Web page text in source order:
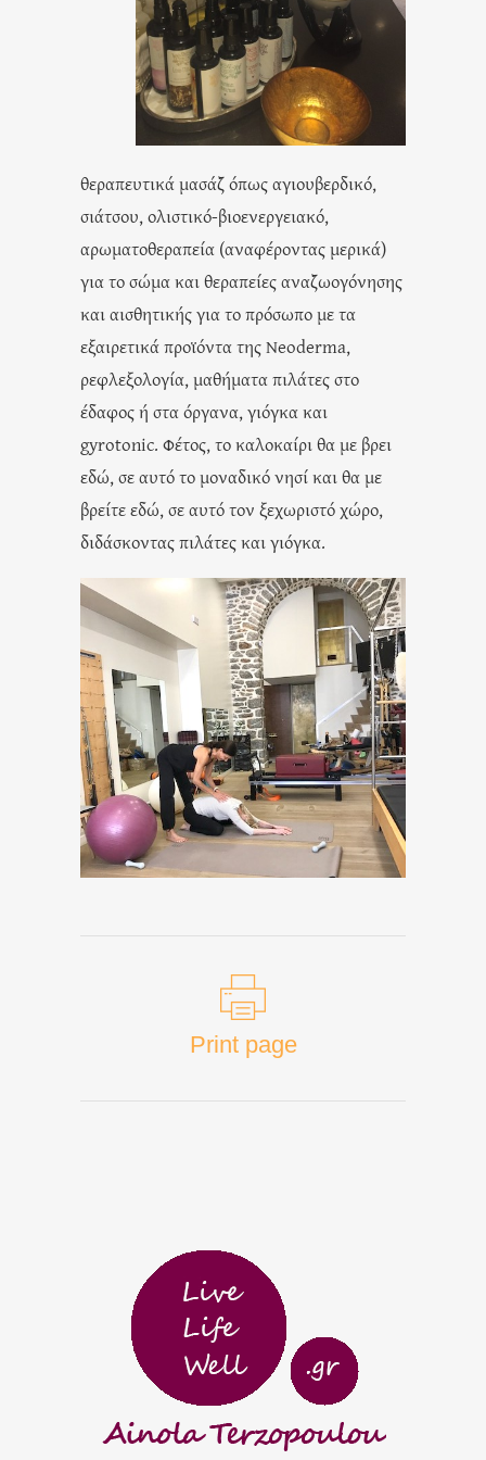
θεραπευτικά μασάζ όπως αγιουβερδικό,
σιάτσου, ολιστικό-βιοενεργειακό,
αρωματοθεραπεία (αναφέροντας μερικά)
για το σώμα και θεραπείες αναζωογόνησης
και αισθητικής για το πρόσωπο με τα
εξαιρετικά προϊόντα της Neoderma,
ρεφλεξολογία, μαθήματα πιλάτες στο
έδαφος ή στα όργανα, γιόγκα και
gyrotonic. Φέτος, το καλοκαίρι θα με βρει
εδώ, σε αυτό το μοναδικό νησί και θα με
βρείτε εδώ, σε αυτό τον ξεχωριστό χώρο,
διδάσκοντας πιλάτες και γιόγκα.
Print page